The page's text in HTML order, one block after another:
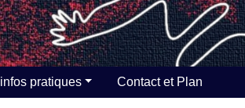
infos pratiques Contact et Plan